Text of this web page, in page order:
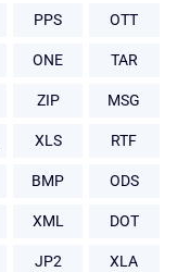
PPS OTT
ONE TAR
ZIP MSG
XLS RTF
BMP ODS
XML DOT
JP2 XLA